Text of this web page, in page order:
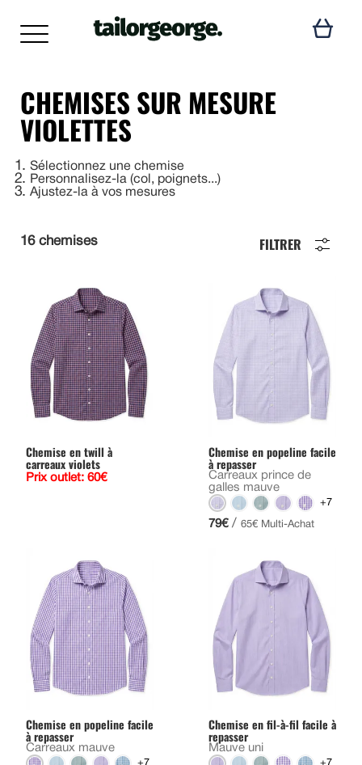
CHEMISES SUR MESURE
VIOLETTES
1 Sélectionnez une chemise
2 Personnalisez-la (col, poignets...)
3 Ajustez-la à vos mesures
16 chemises FILTRER
Chemise en twill à
carreaux violets
Prix outlet: 60€
Chemise en popeline facile
à repasser
Carreaux prince de
galles mauve
+7
79€ / 65€ Multi-Achat
Chemise en popeline facile
à repasser
Carreaux mauve
Chemise en fil-à-fil facile à
repasser
Mauve uni